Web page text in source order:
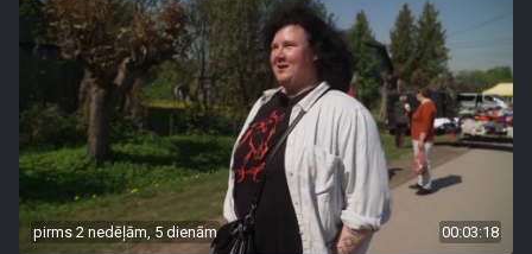
pirms 2 nedēļām, 5 dienām 00:03:18